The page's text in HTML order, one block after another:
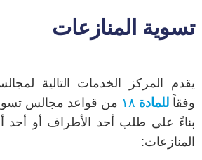
تسوية المنازعات
يقدم المركز الخدمات التالية
وفقاً للمادة
من قواعد مجالس
بناءً على طلب أحد الأطراف أو
المنازعات: